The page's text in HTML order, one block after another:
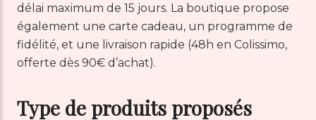
délai maximum de 15 jours. La boutique propose
également une carte cadeau, un programme de
fidélité, et une livraison rapide (48h en Colissimo,
offerte dès 90€ d’achat).
Type de produits proposés